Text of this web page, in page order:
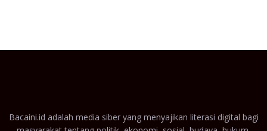
Bacaini.id adalah media siber yang menyajikan literasi digital bagi